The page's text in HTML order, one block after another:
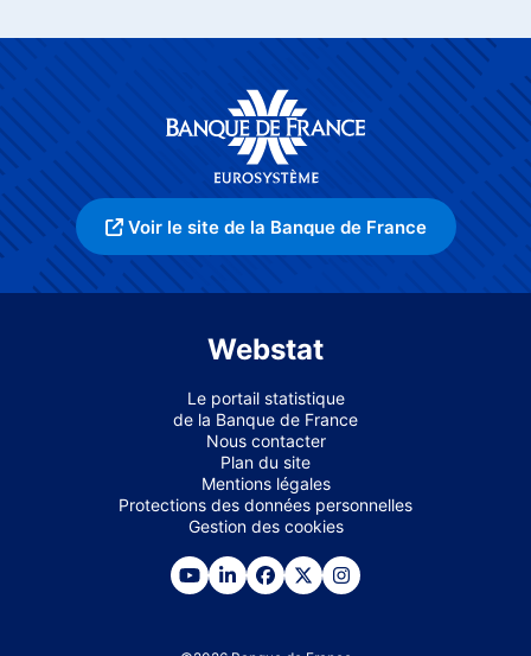
Voir le site de la Banque de France
Webstat
Le portail statistique
de la Banque de France
Nous contacter
Plan du site
Mentions légales
Protections des données personnelles
Gestion des cookies